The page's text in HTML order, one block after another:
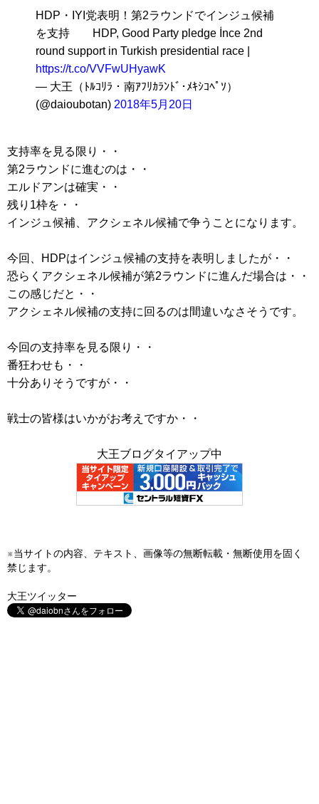
HDP・IYI党表明！第2ラウンドでインジュ候補
を支持 HDP, Good Party pledge İnce 2nd
round support in Turkish presidential race |
https://t.co/VVFwUHyawK
— 大王（ﾄﾙｺﾘﾗ・南ｱﾌﾘｶﾗﾝﾄﾞ･ﾒｷｼｺﾍﾟｿ）
(@daioubotan) 2018年5月20日
支持率を見る限り・・
第2ラウンドに進むのは・・
エルドアンは確実・・
残り1枠を・・
インジュ候補、アクシェネル候補で争うことになります。
今回、HDPはインジュ候補の支持を表明しましたが・・
恐らくアクシェネル候補が第2ラウンドに進んだ場合は・・
この感じだと・・
アクシェネル候補の支持に回るのは間違いなさそうです。
今回の支持率を見る限り・・
番狂わせも・・
十分ありそうですが・・
戦士の皆様はいかがお考えですか・・
大王ブログタイアップ中
※当サイトの内容、テキスト、画像等の無断転載・無断使用を固く
禁じます。
大王ツイッター